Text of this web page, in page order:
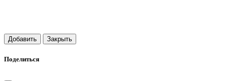
Добавить Закрыть
Поделиться